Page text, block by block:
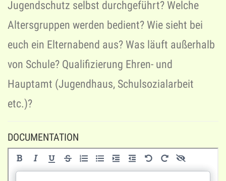
Jugendschutz selbst durchgeführt? Welche
Altersgruppen werden bedient? Wie sieht bei
euch ein Elternabend aus? Was läuft außerhalb
von Schule? Qualifizierung Ehren- und
Hauptamt (Jugendhaus, Schulsozialarbeit
etc.)?
DOCUMENTATION